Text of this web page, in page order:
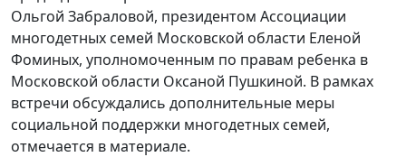
Ольгой Забраловой, президентом Ассоциации
многодетных семей Московской области Еленой
Фоминых, уполномоченным по правам ребенка в
Московской области Оксаной Пушкиной. В рамках
встречи обсуждались дополнительные меры
социальной поддержки многодетных семей,
отмечается в материале.